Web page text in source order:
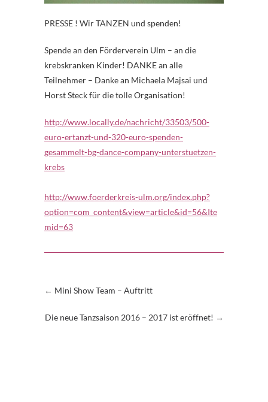
PRESSE ! Wir TANZEN und spenden!
Spende an den Förderverein Ulm – an die
krebskranken Kinder! DANKE an alle
Teilnehmer – Danke an Michaela Majsai und
Horst Steck für die tolle Organisation!
http://www.locally.de/nachricht/33503/500-
euro-ertanzt-und-320-euro-spenden-
gesammelt-bg-dance-company-unterstuetzen-
krebs
http://www.foerderkreis-ulm.org/index.php?
option=com_content&view=article&id=56&Ite
mid=63
← Mini Show Team – Auftritt
Die neue Tanzsaison 2016 – 2017 ist eröffnet! →